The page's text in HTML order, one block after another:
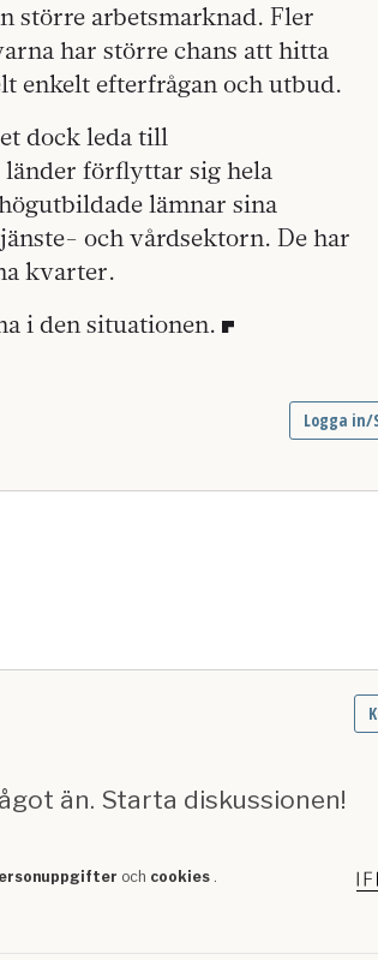
större arbetsmarknad. Fler
har större chans att hitta
enkelt efterfrågan och utbud.
dock leda till
länder förflyttar sig hela
lämnar sina
och vårdsektorn. De har
kvarter.
i den situationen.